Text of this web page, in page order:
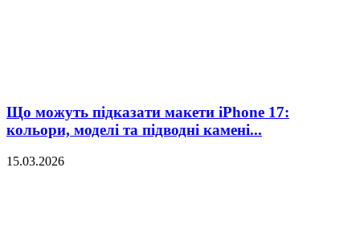
Що можуть підказати макети iPhone 17:
кольори, моделі та підводні камені...
15.03.2026